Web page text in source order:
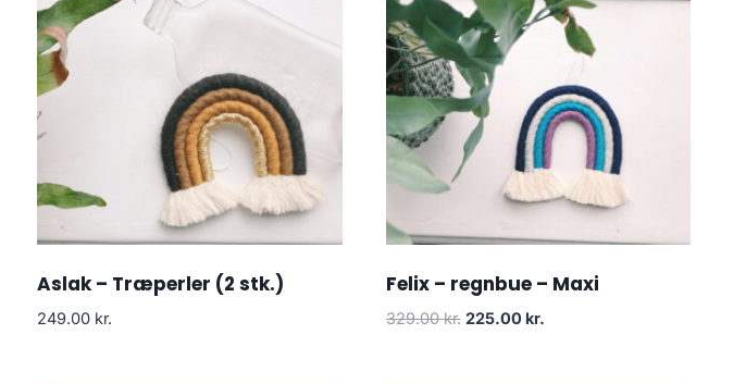
Aslak – Træperler (2 stk.)
249.00 kr.
Felix – regnbue – Maxi
329.00kr. 225.00 kr.